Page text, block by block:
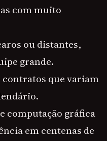
com muito
ou distantes,
grande.
contratos que variam
computação gráfica
em centenas de